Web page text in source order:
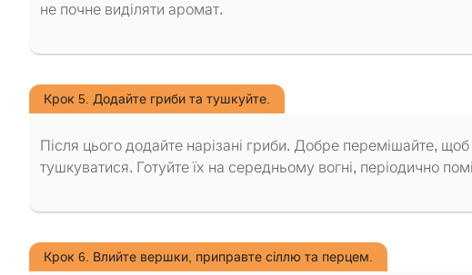
не почне виділяти аромат.
Крок 5. Додайте гриби та тушкуйте.
Після цього додайте нарізані гриби. Добре перемішайте,
тушкуватися. Готуйте їх на середньому вогні, періодично
Крок 6. Влийте вершки, приправте сіллю та перцем.